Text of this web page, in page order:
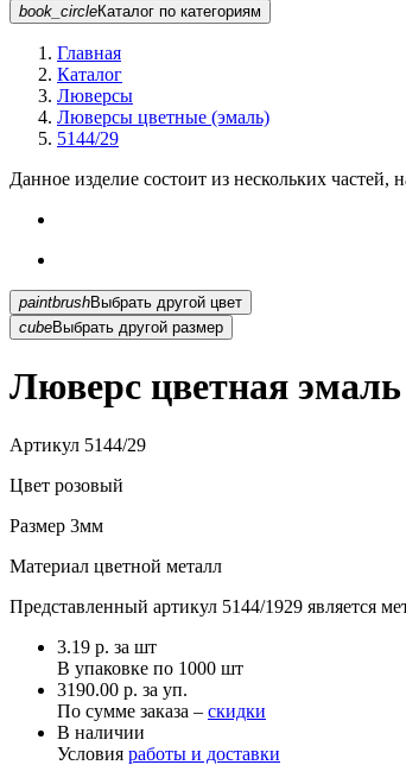
book_circleКаталог по категориям
Главная
Каталог
Люверсы
Люверсы цветные (эмаль)
5144/29
Данное изделие состоит из нескольких
paintbrush
Выбрать другой цвет
cubeВыбрать другой размер
Люверс цветная
Артикул 5144/29
Цвет розовый
Размер 3мм
Материал цветной металл
Представленный артикул 5144/1929 является
3.19 р. за шт
В упаковке по 1000 шт
3190.00 р. за уп.
По сумме заказа – скидки
В наличии
Условия работы и доставки